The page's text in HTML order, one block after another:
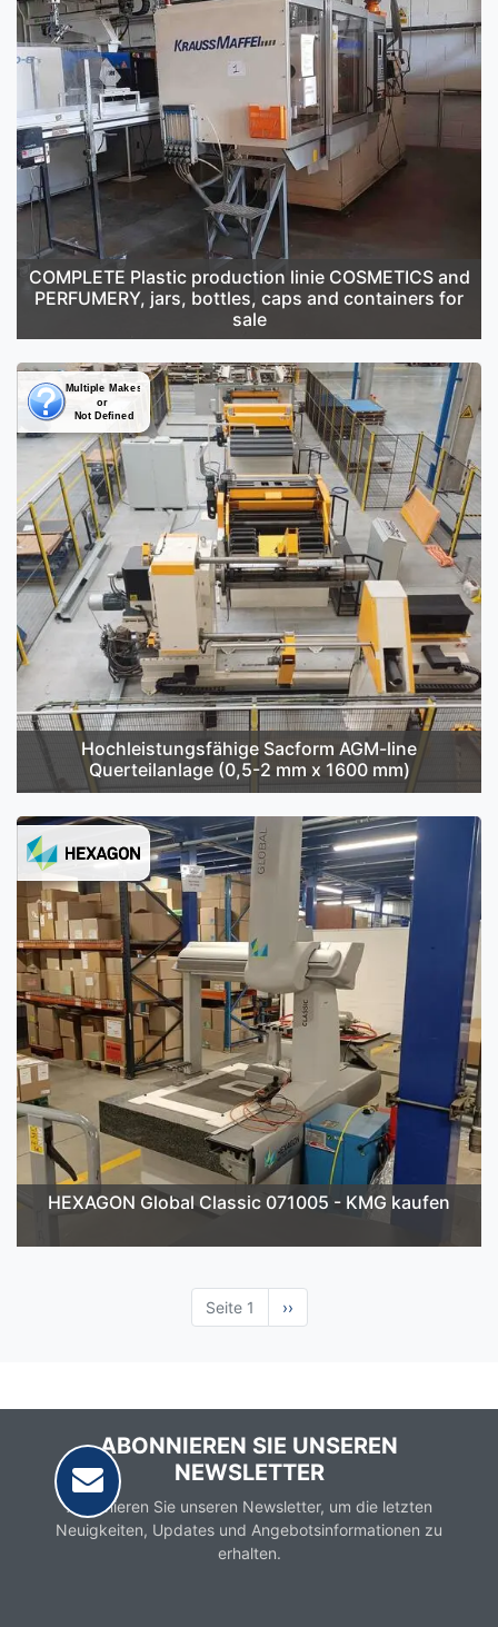
COMPLETE Plastic production linie COSMETICS and
PERFUMERY, jars, bottles, caps and containers for
sale
Hochleistungsfähige Sacform AGM-line
Querteilanlage (0,5-2 mm x 1600 mm)
HEXAGON Global Classic 071005 - KMG kaufen
Seite 1
Nächste
Seite
››
ABONNIEREN SIE UNSEREN
NEWSLETTER
Abonnieren Sie unseren Newsletter, um die letzten
Neuigkeiten, Updates und Angebotsinformationen zu
erhalten.